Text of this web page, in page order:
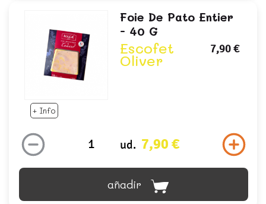
+ Info
Foie De Pato Entier
- 40 G
Escofet
Oliver
7,90 €
ud. 7,90 €
añadir